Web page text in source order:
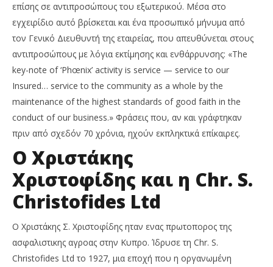
επίσης σε αντιπροσώπους του εξωτερικού. Μέσα στο
εγχειρίδιο αυτό βρίσκεται και ένα προσωπικό μήνυμα από
τον Γενικό Διευθυντή της εταιρείας, που απευθύνεται στους
αντιπροσώπους με λόγια εκτίμησης και ενθάρρυνσης: «The
key-note of ‘Phœnix’ activity is service — service to our
Insured… service to the community as a whole by the
maintenance of the highest standards of good faith in the
conduct of our business.» Φράσεις που, αν και γράφτηκαν
πριν από σχεδόν 70 χρόνια, ηχούν εκπληκτικά επίκαιρες.
Ο Χριστάκης
Χριστοφίδης και η Chr. S.
Christofides Ltd
Ο Χριστάκης Σ. Χριστοφίδης ηταν ενας πρωτοπορος της
ασφαλιστικης αγροας στην Κυπρο. Ίδρυσε τη Chr. S.
Christofides Ltd το 1927, μια εποχή που η οργανωμένη